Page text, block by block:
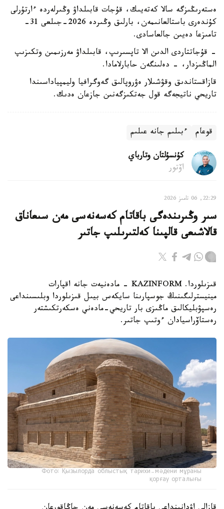
ەستەرىڭىزگە سالا كەتەيىك، قۇجات قابىلداۋ وڭىرلەردە ءارتۇرلى
كۇندەرى باستالعانىمەن، بارلىق وڭىردە 2026-جىلعى 31-
تامىزعا دەيىن جالعاسادى.
- قۇجاتتاردى الدىن الا تاپسىرىپ، قابىلداۋ مەرزىمىن وتكىزىپ
الماڭىزدار، - دەلىنگەن حابارلامادا.
قازاقستاندىق وقۋشىلار ەۋروپالىق گەوگرافيا وليمپياداسىندا
تاريحي ناتيجەگە قول جەتكىزگەنىن جازعان ەدىك.
قوعام ءبىلىم جانە عىلىم
كۇنسۇلتان وتارباي
اۆتور
22:29, 06 تامىز 2026
سىر وڭىرىندەگى باقاتام كەسەنەسى مەن سىعاناق
قالاشىعى قالپىنا كەلتىرىلىپ جاتىر
قىزىلوردا. KAZINFORM - مادەنيەت جانە اقپارات
مينيسترلىگىنىڭ جوسپارىنا سايكەس بيىل قىزىلوردا وبلىسىنداعى
رەسپۋبليكالىق ماڭىزى بار تاريحي-مادەني ەسكەرتكىشتەر
رەستاۆراسيادان ءوتىپ جاتىر.
Фото: Қызылорда облыстық тарихи-мәдени мұраны
қорғау орталығы